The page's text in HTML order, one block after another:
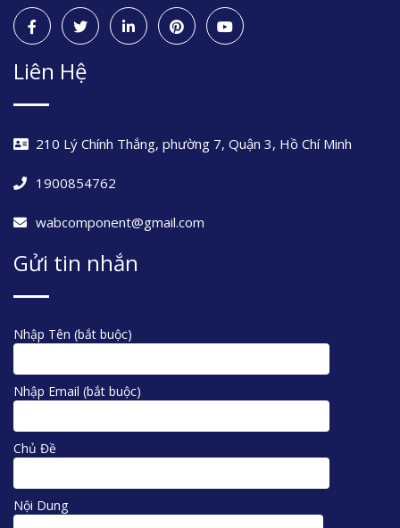
Liên Hệ
210 Lý Chính Thắng, phường 7, Quận 3, Hồ Chí Minh
1900854762
wabcomponent@gmail.com
Gửi tin nhắn
Nhập Tên (bắt buộc)
Nhập Email (bắt buộc)
Chủ Đề
Nội Dung